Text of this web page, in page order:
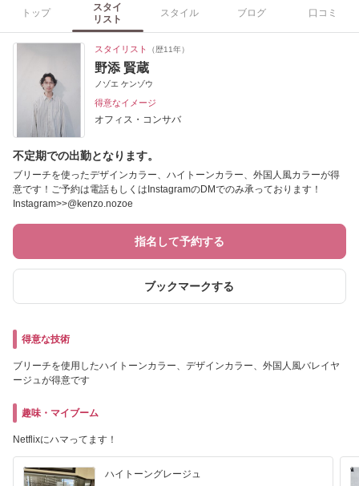
トップ
スタイ
リスト
スタイル ブログ 口コミ
スタイリスト （歴11年）
野添 賢蔵
ノゾエ ケンゾウ
得意なイメージ
オフィス・コンサバ
不定期での出勤となります。
ブリーチを使ったデザインカラー、ハイトーンカラー、外国人風カラーが得
意です！ご予約は電話もしくはInstagramのDMでのみ承っております！
Instagram>>@kenzo.nozoe
指名して予約する
ブックマークする
得意な技術
ブリーチを使用したハイトーンカラー、デザインカラー、外国人風バレイヤ
ージュが得意です
趣味・マイブーム
Netflixにハマってます！
ハイトーングレージュ